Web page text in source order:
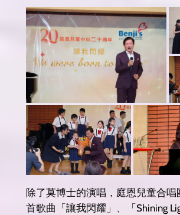
除了莫博士的演唱，庭恩兒童合唱
首歌曲「讓我閃耀」、「Shining